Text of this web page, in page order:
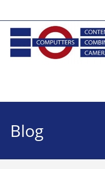
naar
inhoud
Blog